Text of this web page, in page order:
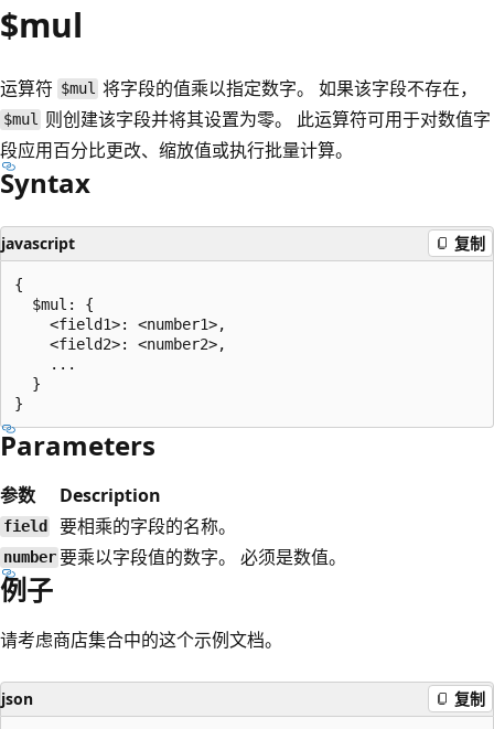
$mul
运算符 $mul 将字段的值乘以指定数字。 如果该字段不存在，
$mul 则创建该字段并将其设置为零。 此运算符可用于对数值字
段应用百分比更改、缩放值或执行批量计算。
Syntax
javascript 复制
{
  $mul: {
    <field1>: <number1>,
    <field2>: <number2>,
    ...
  }
Parameters
参数 Description
field 要相乘的字段的名称。
number 要乘以字段值的数字。 必须是数值。
例子
请考虑商店集合中的这个示例文档。
json 复制